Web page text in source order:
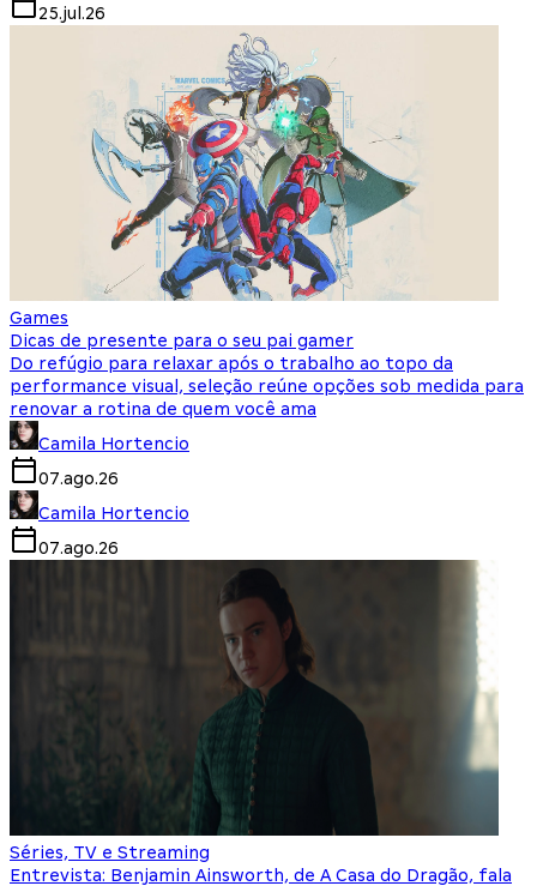
25.jul.26
Games
Dicas de presente para o seu pai gamer
Do refúgio para relaxar após o trabalho ao topo da
performance visual, seleção reúne opções sob medida para
renovar a rotina de quem você ama
Camila Hortencio
07.ago.26
Camila Hortencio
07.ago.26
Séries, TV e Streaming
Entrevista: Benjamin Ainsworth, de A Casa do Dragão, fala